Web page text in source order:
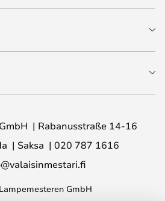
Rabanusstraße 14-16
Saksa
020 787 1616
GmbH